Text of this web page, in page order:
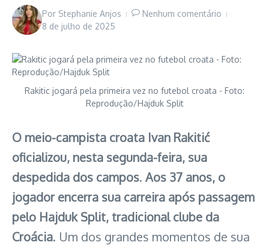
Por Stephanie Anjos
Nenhum comentário
8 de julho de 2025
Rakitic jogará pela primeira vez no futebol croata - Foto:
Reprodução/Hajduk Split
O meio-campista croata Ivan Rakitić
oficializou, nesta segunda-feira, sua
despedida dos campos. Aos 37 anos, o
jogador encerra sua carreira após passagem
pelo Hajduk Split, tradicional clube da
Croácia. Um dos grandes momentos de sua